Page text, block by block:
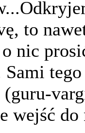
to
nic
(guru-
wejść do